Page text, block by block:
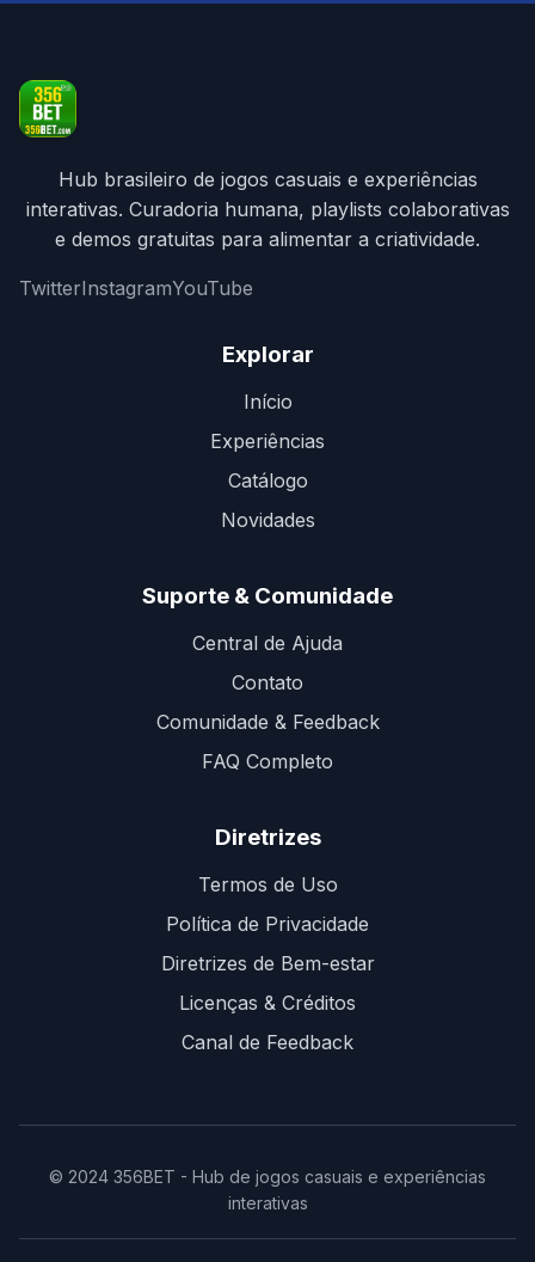
Hub brasileiro de jogos casuais e experiências
interativas. Curadoria humana, playlists colaborativas
e demos gratuitas para alimentar a criatividade.
TwitterInstagramYouTube
Explorar
Início
Experiências
Catálogo
Novidades
Suporte & Comunidade
Central de Ajuda
Contato
Comunidade & Feedback
FAQ Completo
Diretrizes
Termos de Uso
Política de Privacidade
Diretrizes de Bem-estar
Licenças & Créditos
Canal de Feedback
© 2024 356BET - Hub de jogos casuais e experiências
interativas